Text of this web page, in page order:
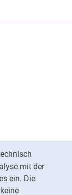
mit der
ein. Die